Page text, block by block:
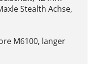
Stealth Achse,
M6100, langer